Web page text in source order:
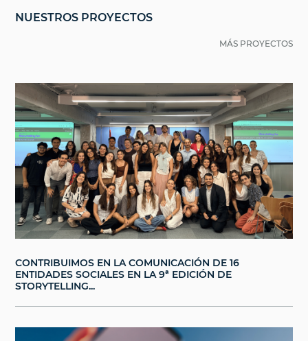
NUESTROS PROYECTOS
MÁS PROYECTOS
CONTRIBUIMOS EN LA COMUNICACIÓN DE 16
ENTIDADES SOCIALES EN LA 9ª EDICIÓN DE
STORYTELLING...